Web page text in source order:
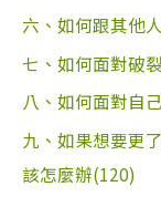
六、如何跟其他
七、如何面對破
八、如何面對自
九、如果想要更
該怎麼辦(120)